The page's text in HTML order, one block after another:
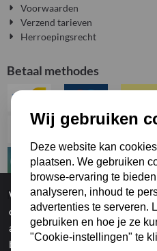
Voorwaarden
Verzend tarieven
Herroepingsrecht
Betaal methodes
Mijn Account
Mijn Account
Wijzig Account
Mijn Accountinformatie
Wij gebruiken cookies om uw
optimaliseren, het webverkeer
advertenties te kunnen tonen
beheren door op "Cookie
Wij gebruiken
Deze website kan
plaatsen. We gebruiken
browse-ervaring te
analyseren, inhoud te
advertenties te serveren.
gebruiken en hoe je ze
"Cookie-instellingen" te